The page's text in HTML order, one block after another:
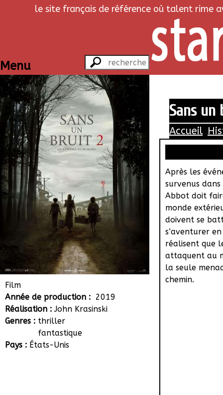
le site français de référence où talent rime
Menu
Film
Année de production : 2019
Réalisation :John Krasinski
Genres : thriller
fantastique
Pays : États-Unis
Sans un
Accueil
Après les
survenus
Abbot doit
monde
doivent se
s’aventurer
réalisent que
attaquent au
la seule
chemin.